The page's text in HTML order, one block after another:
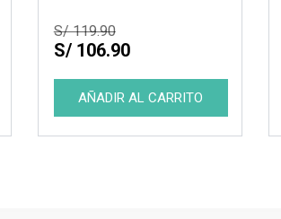
S/ 119.90
S/ 106.90